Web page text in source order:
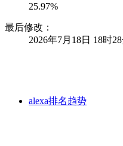
25.97%
最后修改：
2026年7月18日 18时
alexa排名趋势